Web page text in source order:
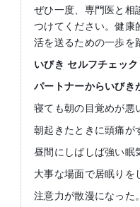
ぜひ一度、専門医と相
つけてください。健康
活を送るための一歩を
いびき セルフチェック
パートナーからいびき
寝ても朝の目覚めが悪
朝起きたときに頭痛が
昼間にしばしば強い眠
大事な場面で居眠りを
注意力が散漫になった。